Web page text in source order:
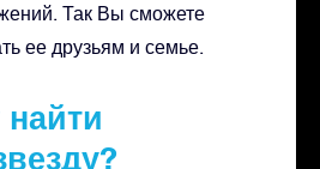
Так Вы сможете
ее друзьям и семье.